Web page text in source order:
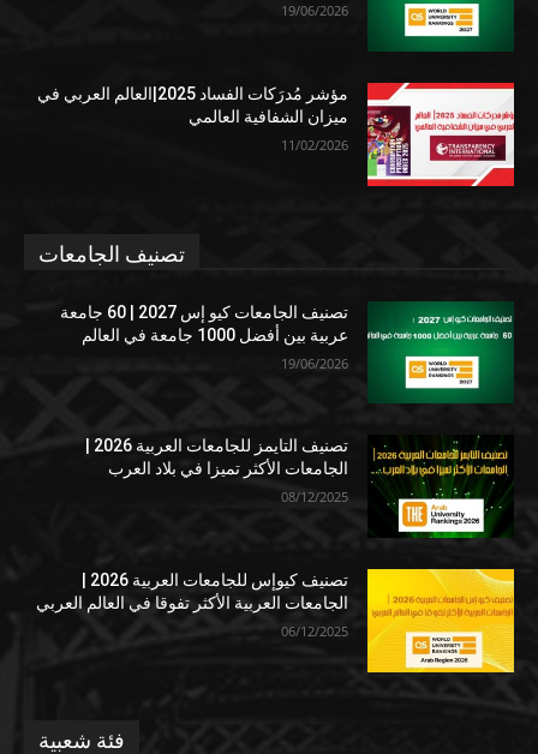
19/06/2026
مؤشر مُدرَكات الفساد 2025|العالم العربي في
ميزان الشفافية العالمي
11/02/2026
تصنيف الجامعات
تصنيف الجامعات كيو إس 2027 | 60 جامعة
عربية بين أفضل 1000 جامعة في العالم
19/06/2026
الجامعات الأكثر تميزا في بلاد العرب
08/12/2025
الجامعات العربية الأكثر تفوقا في العالم العربي
06/12/2025
فئة شعبية